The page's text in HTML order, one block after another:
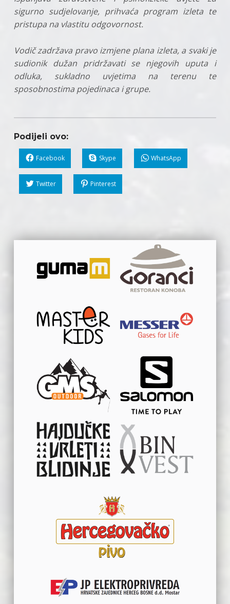
sigurno sudjelovanje, prihvaća program izleta te
pristupa na vlastitu odgovornost.
Vodič zadržava pravo izmjene plana izleta, a svaki je
sudionik dužan pridržavati se njegovih uputa i
odluka, sukladno uvjetima na terenu te
sposobnostima pojedinaca i grupe.
Podijeli ovo:
Facebook Skype WhatsApp
Twitter Pinterest